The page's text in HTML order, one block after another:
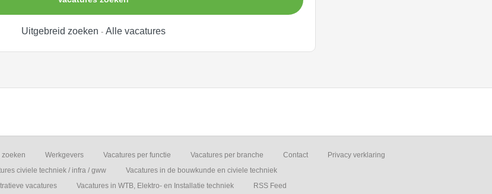
Uitgebreid zoeken - Alle vacatures
zoeken Werkgevers Vacatures per functie Vacatures per branche Contact
Privacy verklaring
civiele techniek / infra / gww
Vacatures in de bouwkunde en civiele techniek
vacatures
Vacatures in WTB, Elektro- en Installatie techniek RSS Feed